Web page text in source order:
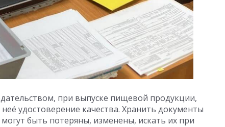
при выпуске пищевой продукции,
удостоверение качества. Хранить документы
быть потеряны, изменены, искать их при